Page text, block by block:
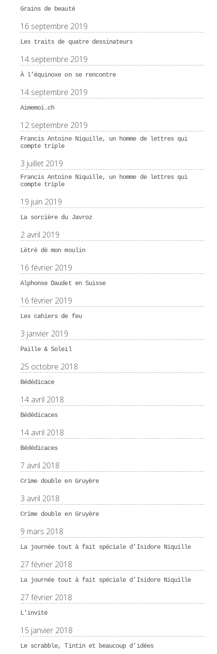
Grains de beauté
16 septembre 2019
Les traits de quatre dessinateurs
14 septembre 2019
À l’équinoxe on se rencontre
14 septembre 2019
Aimemoi.ch
12 septembre 2019
Francis Antoine Niquille, un homme de lettres qui
compte triple
3 juillet 2019
Francis Antoine Niquille, un homme de lettres qui
compte triple
19 juin 2019
La sorcière du Javroz
2 avril 2019
Lètrè dè mon moulin
16 février 2019
Alphonse Daudet en Suisse
16 février 2019
Les cahiers de feu
3 janvier 2019
Paille & Soleil
25 octobre 2018
Bédédicace
14 avril 2018
Bédédicaces
14 avril 2018
Bédédicaces
7 avril 2018
Crìme double en Gruyère
3 avril 2018
Crìme double en Gruyère
9 mars 2018
La journée tout à fait spéciale d’Isidore Niquille
27 février 2018
La journée tout à fait spéciale d’Isidore Niquille
27 février 2018
L’invité
15 janvier 2018
Le scrabble, Tintin et beaucoup d’idées